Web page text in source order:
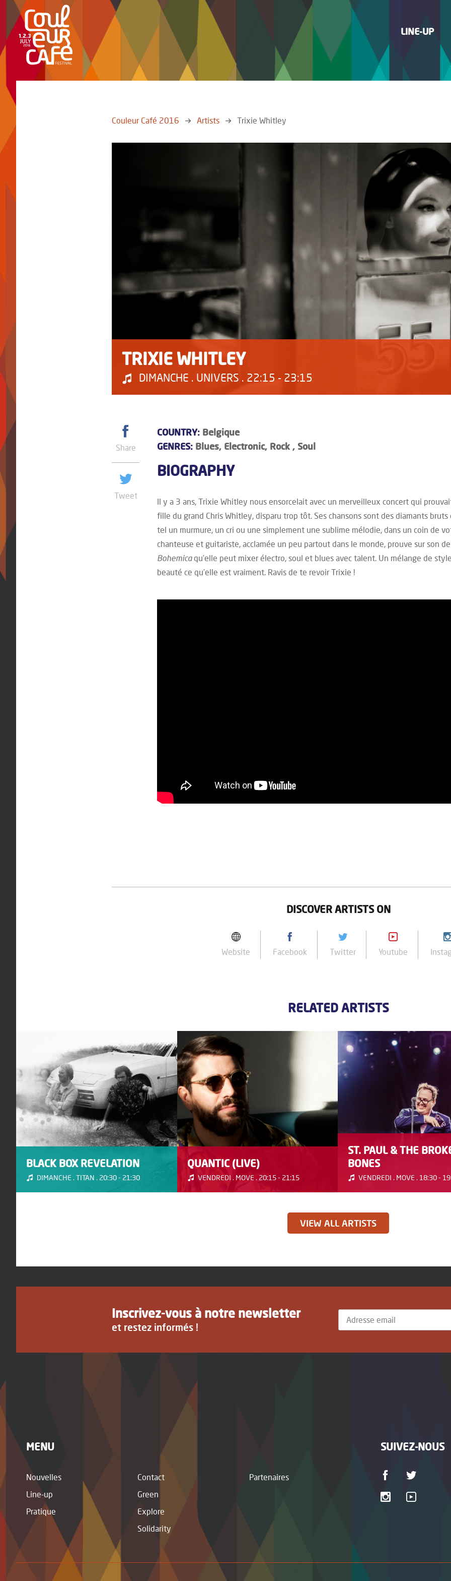
LINE-UP
Couleur Café 2016 Artists Trixie Whitley
TRIXIE WHITLEY
DIMANCHE . UNIVERS . 22:15 - 23:15
Share
Tweet
COUNTRY: Belgique
GENRES: Blues, Electronic, Rock , Soul
BIOGRAPHY
Il y a 3 ans, Trixie Whitley nous ensorcelait avec un merveilleux concert qui
fille du grand Chris Whitley, disparu trop tôt. Ses chansons sont des diamants
tel un murmure, un cri ou une simplement une sublime mélodie, dans un coin de
chanteuse et guitariste, acclamée un peu partout dans le monde, prouve sur son
Bohemicaqu’elle peut mixer électro, soul et blues avec talent. Un mélange de
beauté ce qu’elle est vraiment. Ravis de te revoir Trixie !
DISCOVER ARTISTS ON
Website Facebook Twitter Youtube
RELATED ARTISTS
BLACK BOX REVELATION
DIMANCHE . TITAN . 20:30 - 21:30
QUANTIC (LIVE)
VENDREDI . MOVE . 20:15 - 21:15
ST. PAUL & THE
BONES
VENDREDI . MOVE . 18:30 -
VIEW ALL ARTISTS
Inscrivez-vous à notre newsletter
et restez informés !
MENU
Nouvelles
Line-up
Pratique
Contact
Green
Explore
Solidarity
Partenaires
SUIVEZ-NOUS